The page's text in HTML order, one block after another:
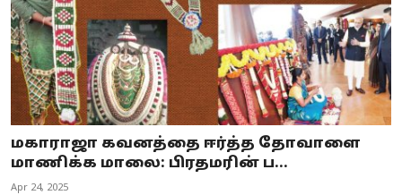
மகாராஜா கவனத்தை ஈர்த்த தோவாளை
மாணிக்க மாலை: பிரதமரின் ப...
Apr 24, 2025